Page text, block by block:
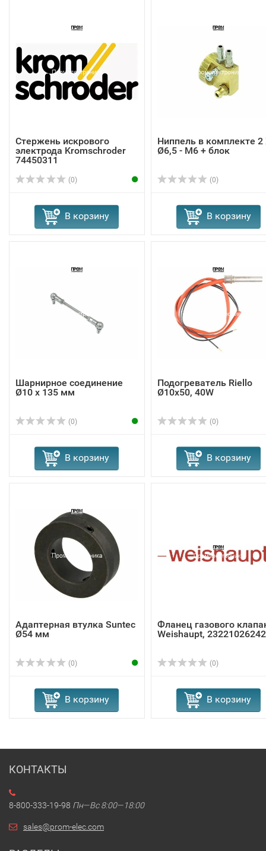
Стержень искрового
электрода Kromschroder
74450311
(0)
В корзину
Ниппель в комплекте 2
Ø6,5 - M6 + блок
(0)
В корзину
Шарнирное соединение
Ø10 x 135 мм
(0)
В корзину
Подогреватель Riello
Ø10x50, 40W
(0)
В корзину
Адаптерная втулка Suntec
Ø54 мм
(0)
В корзину
Фланец газового
Weishaupt, 23221026242
(0)
В корзину
КОНТАКТЫ
8-800-333-19-98 Пн—Вс 8:00—18:00
sales@prom-elec.com